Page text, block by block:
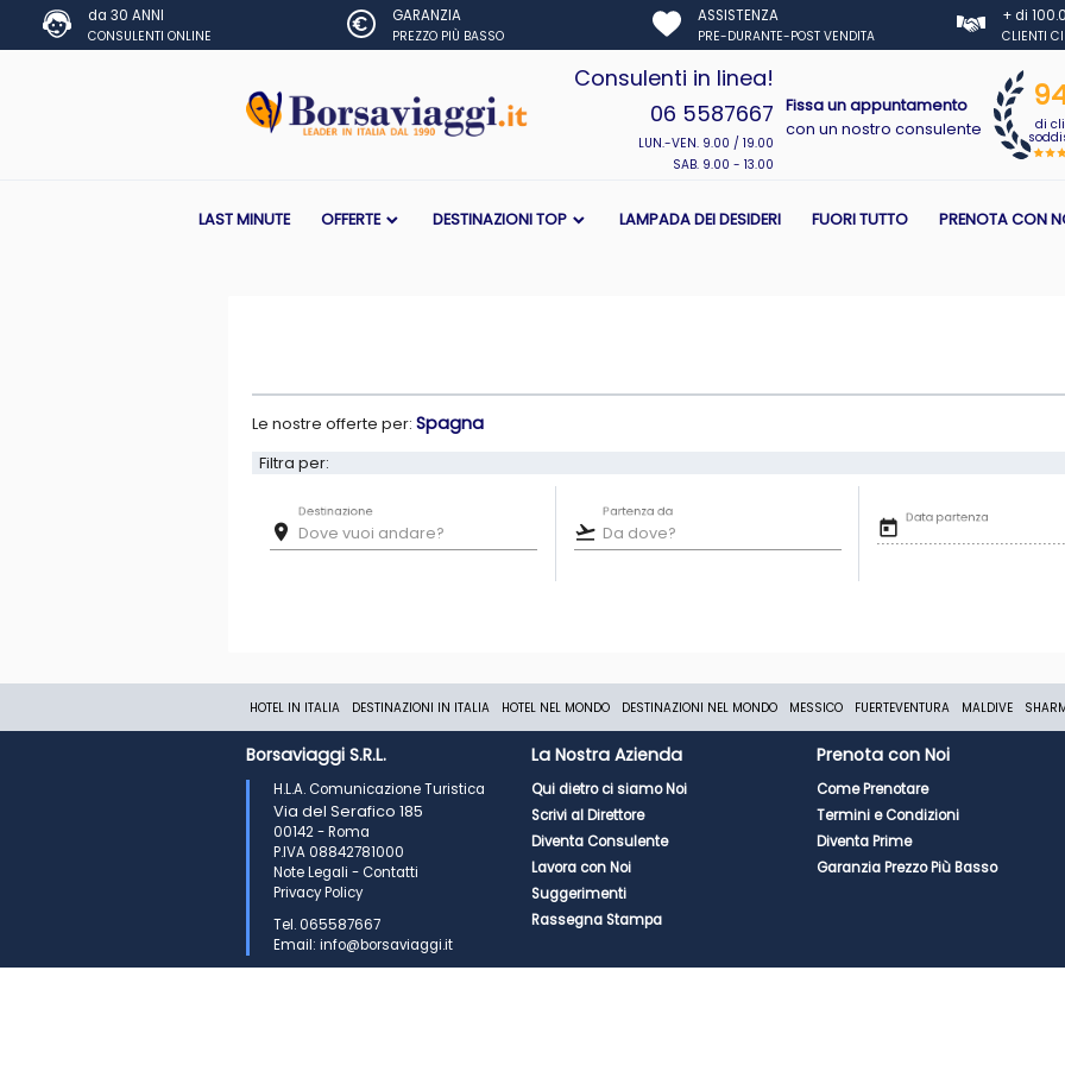
da 30 ANNI
CONSULENTI ONLINE
GARANZIA
PREZZO PIÙ BASSO
ASSISTENZA
PRE-DURANTE-POST VENDITA
+ di
CLIENTI
Consulenti in linea!
06 5587667
LUN.-VEN. 9.00 / 19.00
SAB. 9.00 - 13.00
Fissa un appuntamento
con un nostro consulente
di
LAST MINUTE OFFERTE DESTINAZIONI TOP LAMPADA DEI DESIDERI FUORI TUTTO PRENOTA CON
Le nostre offerte per: Spagna
Filtra per:
room
Destinazione
flight_takeoff
Partenza da
today
Data partenza
HOTEL IN ITALIA DESTINAZIONI IN ITALIA HOTEL NEL MONDO DESTINAZIONI NEL MONDO MESSICO FUERTEVENTURA MALDIVE
Borsaviaggi S.R.L.
H.L.A. Comunicazione Turistica
Via del Serafico 185
00142 - Roma
P.IVA 08842781000
Note Legali - Contatti
Privacy Policy
Tel. 065587667
Email: info@borsaviaggi.it
La Nostra Azienda
Qui dietro ci siamo Noi
Scrivi al Direttore
Diventa Consulente
Lavora con Noi
Suggerimenti
Rassegna Stampa
Prenota con Noi
Come Prenotare
Termini e Condizioni
Diventa Prime
Garanzia Prezzo Più Basso